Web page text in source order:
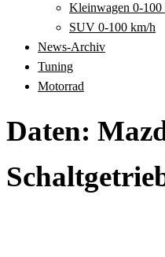
Kleinwagen 0-100
SUV 0-100 km/h
News-Archiv
Tuning
Motorrad
Daten: